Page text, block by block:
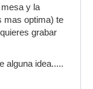
y la
mas optima) te
grabar
alguna idea.....